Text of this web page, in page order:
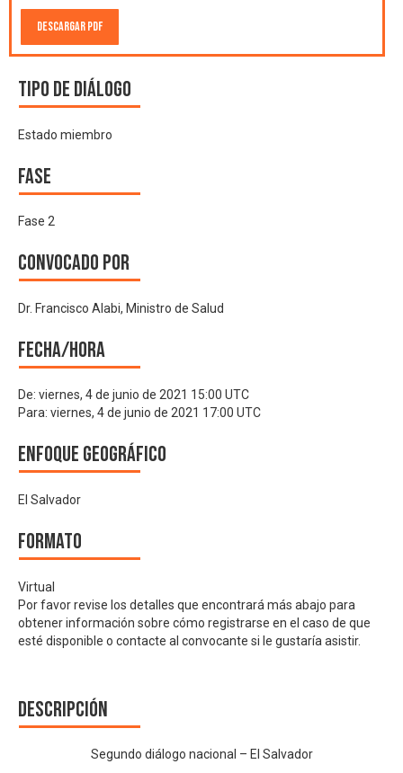
Descargar PDF
Tipo de diálogo
Estado miembro
Fase
Fase 2
Convocado por
Dr. Francisco Alabi, Ministro de Salud
Fecha/hora
De: viernes, 4 de junio de 2021 15:00 UTC
Para: viernes, 4 de junio de 2021 17:00 UTC
Enfoque geográfico
El Salvador
Formato
Virtual
Por favor revise los detalles que encontrará más abajo para
obtener información sobre cómo registrarse en el caso de que
esté disponible o contacte al convocante si le gustaría asistir.
Descripción
Segundo diálogo nacional – El Salvador